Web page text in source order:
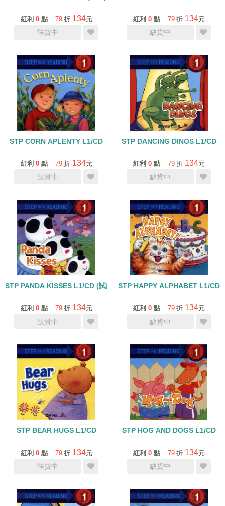
紅利 0 點 79 折 134元
缺貨中
紅利 0 點 79 折 134元
缺貨中
STP CORN APLENTY L1/CD
紅利 0 點 79 折 134元
缺貨中
STP DANCING DINOS L1/CD
紅利 0 點 79 折 134元
缺貨中
STP PANDA KISSES L1/CD (試聽)
紅利 0 點 79 折 134元
缺貨中
STP HAPPY ALPHABET L1/CD
紅利 0 點 79 折 134元
缺貨中
STP BEAR HUGS L1/CD
紅利 0 點 79 折 134元
缺貨中
STP HOG AND DOGS L1/CD
紅利 0 點 79 折 134元
缺貨中